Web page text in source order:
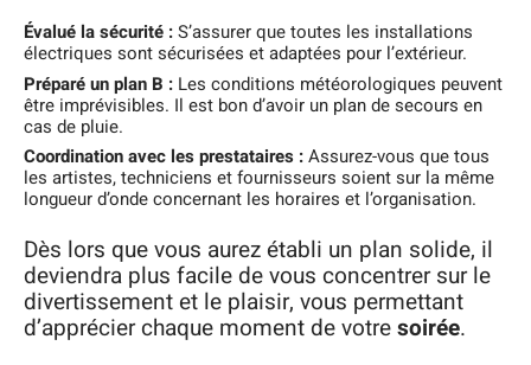
Évalué la sécurité :S’assurer que toutes les installations
électriques sont sécurisées et adaptées pour l’extérieur.
Préparé un plan B : Les conditions météorologiques peuvent
être imprévisibles. Il est bon d’avoir un plan de secours en
cas de pluie.
Coordination avec les prestataires :Assurez-vous que tous
les artistes, techniciens et fournisseurs soient sur la même
longueur d’onde concernant les horaires et l’organisation.
Dès lors que vous aurez établi un plan solide, il
deviendra plus facile de vous concentrer sur le
divertissement et le plaisir, vous permettant
d’apprécier chaque moment de votresoirée.